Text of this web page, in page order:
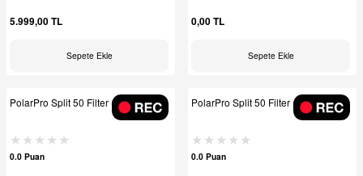
5.999,00 TL
Sepete Ekle
0,00 TL
Sepete Ekle
PolarPro Split 50 Filter ( 77mm)
0.0 Puan
PolarPro Split 50 Filter ( 82mm)
0.0 Puan